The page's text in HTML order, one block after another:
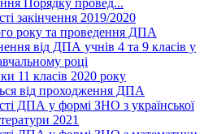
закінчення 2019/2020
року та проведення ДПА
від ДПА учнів 4 та 9 класів у
році
11 класів 2020 року
від проходження ДПА
ДПА у формі ЗНО з української
2021